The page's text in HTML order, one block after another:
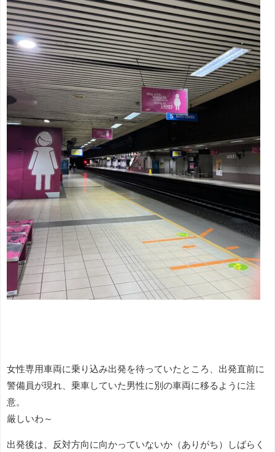
女性専用車両に乗り込み出発を待っていたところ、出発直前に
警備員が現れ、乗車していた男性に別の車両に移るように注
意。
厳しいわ～
出発後は、反対方向に向かっていないか（ありがち）しばらく